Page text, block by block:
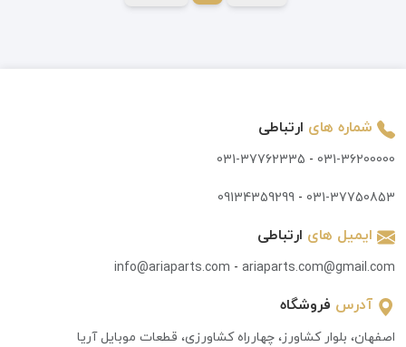
شماره های ارتباطی
031-36200000
-
031-37762335
031-37750853
-
09134359299
ایمیل های ارتباطی
info@ariaparts.com - ariaparts.com@gmail.com
آدرس فروشگاه
اصفهان، بلوار کشاورز، چهارراه کشاورزی، قطعات موبایل آریا